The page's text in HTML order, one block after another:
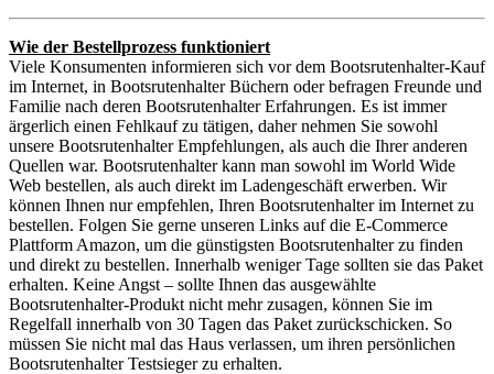
Wie der Bestellprozess funktioniert
Viele Konsumenten informieren sich vor dem Bootsrutenhalter-Kauf
im Internet, in Bootsrutenhalter Büchern oder befragen Freunde und
Familie nach deren Bootsrutenhalter Erfahrungen. Es ist immer
ärgerlich einen Fehlkauf zu tätigen, daher nehmen Sie sowohl
unsere Bootsrutenhalter Empfehlungen, als auch die Ihrer anderen
Quellen war. Bootsrutenhalter kann man sowohl im World Wide
Web bestellen, als auch direkt im Ladengeschäft erwerben. Wir
können Ihnen nur empfehlen, Ihren Bootsrutenhalter im Internet zu
bestellen. Folgen Sie gerne unseren Links auf die E-Commerce
Plattform Amazon, um die günstigsten Bootsrutenhalter zu finden
und direkt zu bestellen. Innerhalb weniger Tage sollten sie das Paket
erhalten. Keine Angst – sollte Ihnen das ausgewählte
Bootsrutenhalter-Produkt nicht mehr zusagen, können Sie im
Regelfall innerhalb von 30 Tagen das Paket zurückschicken. So
müssen Sie nicht mal das Haus verlassen, um ihren persönlichen
Bootsrutenhalter Testsieger zu erhalten.